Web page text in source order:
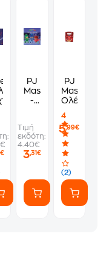
PJ
Masks
-
δράση
Τιμή
εκδότη:
4.40€
3,31€
PJ
Masks:
Ολέτ
4
(2)
5,99€